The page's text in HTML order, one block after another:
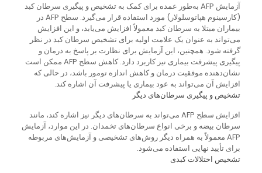
آزمایش AFP به‌طور عمده برای کمک به تشخیص و پیگیری سرطان کبد
(کارسینوم هپاتوسلولار) مورد استفاده قرار می‌گیرد. سطح AFP در
بیماران مبتلا به سرطان کبد معمولاً افزایش می‌یابد، و این افزایش
می‌تواند به عنوان یک علامت اولیه برای تشخیص سرطان کبد در نظر
گرفته شود. همچنین، این آزمایش برای نظارت بر پاسخ به درمان و
پیگیری پیشرفت بیماری نیز کاربرد دارد. کاهش سطح AFP ممکن است
نشان‌دهنده موفقیت درمان و کاهش اندازه تومور باشد، در حالی که
افزایش آن می‌تواند به عود بیماری یا پیشرفت آن اشاره کند.
تشخیص و پیگیری سرطان‌های دیگر
افزایش سطح AFP می‌تواند به سرطان‌های دیگر نیز اشاره کند، مانند
سرطان بیضه و برخی انواع سرطان‌های تخمدان. در این موارد، آزمایش
AFP معمولاً به همراه دیگر روش‌های تشخیصی و آزمایش‌های مربوطه
برای تأیید نهایی استفاده می‌شود.
تشخیص اختلالات کبدی